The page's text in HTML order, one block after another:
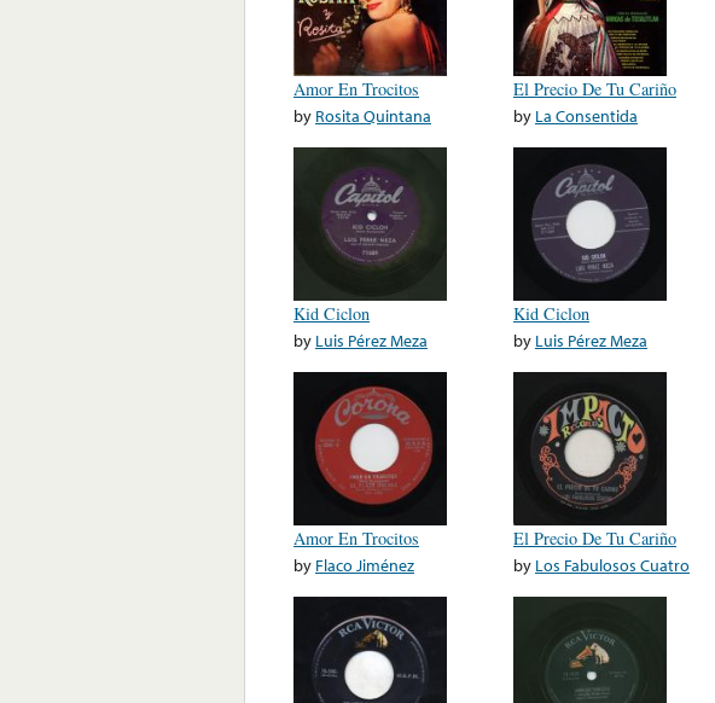
Amor En Trocitos
by Rosita Quintana
El Precio De Tu Cariño
by La Consentida
Kid Ciclon
by Luis Pérez Meza
Kid Ciclon
by Luis Pérez Meza
Amor En Trocitos
by Flaco Jiménez
El Precio De Tu Cariño
by Los Fabulosos Cuatro